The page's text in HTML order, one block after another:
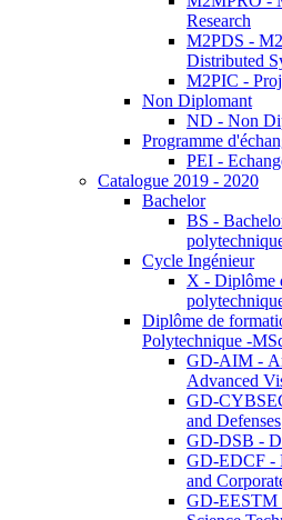
Research
M2PDS -
Distributed
M2PIC -
Non Diplomant
ND - Non
Programme
PEI -
Catalogue 2019 - 2020
Bachelor
BS -
Cycle Ingénieur
X - Diplôme
Diplôme de
Polytechnique -
GD-AIM -
Advanced
GD-
and Defenses
GD-DSB -
GD-EDCF -
and
GD-EESTM